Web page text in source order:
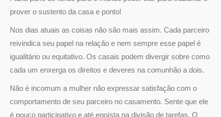
prover o sustento da casa e ponto!
Nos dias atuais as coisas não são mais assim. Cada parceiro
reivindica seu papel na relação e nem sempre esse papel é
igualitário ou equitativo. Os casais podem divergir sobre como
cada um enxerga os direitos e deveres na comunhão a dois.
Não é incomum a mulher não expressar satisfação com o
comportamento de seu parceiro no casamento. Sente que ele
é pouco participativo e até egoísta na divisão de tarefas. O